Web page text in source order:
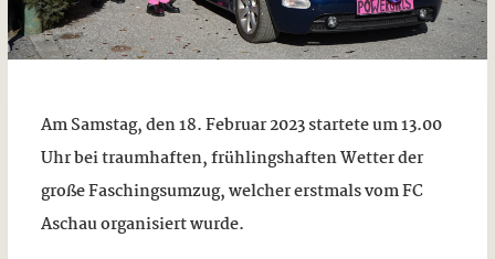
Am Samstag, den 18. Februar 2023 startete um 13.00
Uhr bei traumhaften, frühlingshaften Wetter der
große Faschingsumzug, welcher erstmals vom FC
Aschau organisiert wurde.